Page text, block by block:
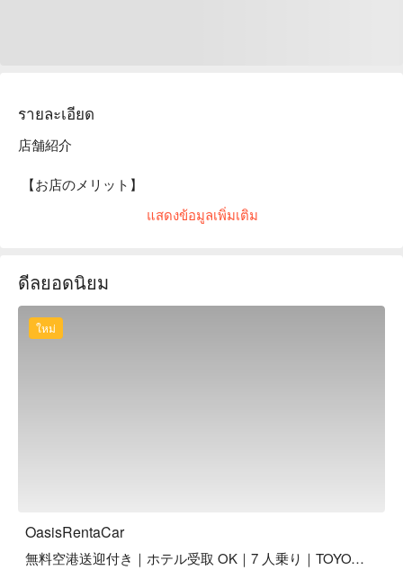
รายละเอียด
店舗紹介
空港送迎有り、ホテル受取りも可能！TOYOTA アルファード
【当店の貸出方法は 2 種類】
1.無料空港送迎
※ホテル以外の場所でも可能な場合がありますのでチャット
でご相談ください。
แสดงข้อมูลเพิ่มเติม
ดีลยอดนิยม
ใหม่
OasisRentaCar
無料空港送迎付き｜ホテル受取 OK｜7 人乗り｜TOYOTA アルファード 最上級グレード｜1 ~ 6 日間